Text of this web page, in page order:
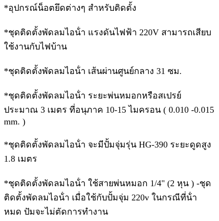
*อุปกรณ์น็อตยึดต่างๆ สําหรับติดตั้ง
*ชุดติดตั้งพัดลมไอน้ํา แรงดันไฟฟ้า 220V สามารถเสียบ
ใช้งานกับไฟบ้าน
*ชุดติดตั้งพัดลมไอน้ํา เส้นผ่านศูนย์กลาง 31 ซม.
*ชุดติดตั้งพัดลมไอน้ํา ระยะพ่นหมอกหรือสเปรย์
ประมาณ 3 เมตร ที่อนุภาค 10-15 ไมครอน ( 0.010 -0.015
mm. )
*ชุดติดตั้งพัดลมไอน้ํา จะมีปั้มจุ่มรุ่น HG-390 ระยะดูดสูง
1.8 เมตร
*ชุดติดตั้งพัดลมไอน้ํา ใช้สายพ่นหมอก 1/4" (2 หุน ) -ชุด
ติดตั้งพัดลมไอน้ํา เมื่อใช้กับปั้มจุ่ม 220v ในกรณีที่น้ํา
หมด ปัมจะไม่ตัดการทํางาน